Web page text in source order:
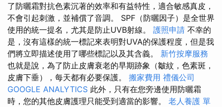
了防曬霜對抗色素沉著的效率和有益特性，適合敏感真皮，
不會引起刺激，並補償了音調。 SPF（防曬因子）是全世界
使用的統一提名，尤其是防止UVB射線。 護照申請 不幸的
是，沒有這樣的統一標記來表明對UVA的保護程度，但是我
們將立即描述使用了哪些標記以及其含義。 新竹按摩服務
也就是說，為了防止皮膚衰老的早期跡象（皺紋，色素斑，
皮膚下垂），每天都有必要保護。 搬家費用 禮儀公司
GOOGLE ANALYTICS 此外，只有在您旁邊使用防曬霜
時，您的其他皮膚護理只能受到適當的影響。 老人養護 單